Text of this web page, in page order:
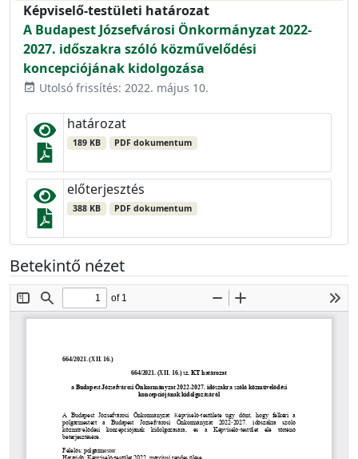
Képviselő-testületi határozat
A Budapest Józsefvárosi Önkormányzat 2022-
2027. időszakra szóló közművelődési
koncepciójának kidolgozása
event_available Utolsó frissítés: 2022. május 10.
határozat
189 KB PDF dokumentum
előterjesztés
388 KB PDF dokumentum
Betekintő nézet